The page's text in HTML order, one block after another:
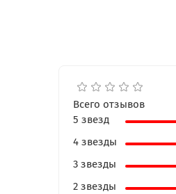
так что книгу смогут
Всего отзывов
5 звезд
4 звезды
3 звезды
2 звезды